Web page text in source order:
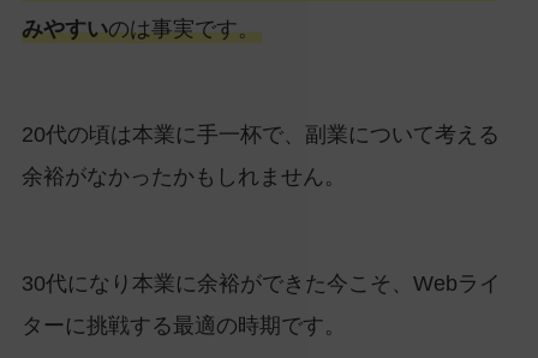
みやすいのは事実です。
20代の頃は本業に手一杯で、副業について考える
余裕がなかったかもしれません。
30代になり本業に余裕ができた今こそ、Webライ
ターに挑戦する最適の時期です。